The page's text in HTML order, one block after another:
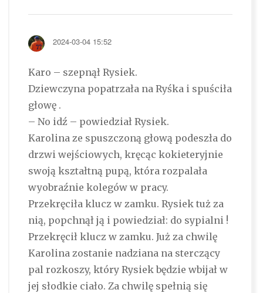
2024-03-04 15:52
Karo – szepnął Rysiek.
Dziewczyna popatrzała na Ryśka i spuściła
głowę .
– No idź – powiedział Rysiek.
Karolina ze spuszczoną głową podeszła do
drzwi wejściowych, kręcąc kokieteryjnie
swoją kształtną pupą, która rozpalała
wyobraźnie kolegów w pracy.
Przekręciła klucz w zamku. Rysiek tuż za
nią, popchnął ją i powiedział: do sypialni !
Przekręcił klucz w zamku. Już za chwilę
Karolina zostanie nadziana na sterczący
pal rozkoszy, który Rysiek będzie wbijał w
jej słodkie ciało. Za chwilę spełnią się